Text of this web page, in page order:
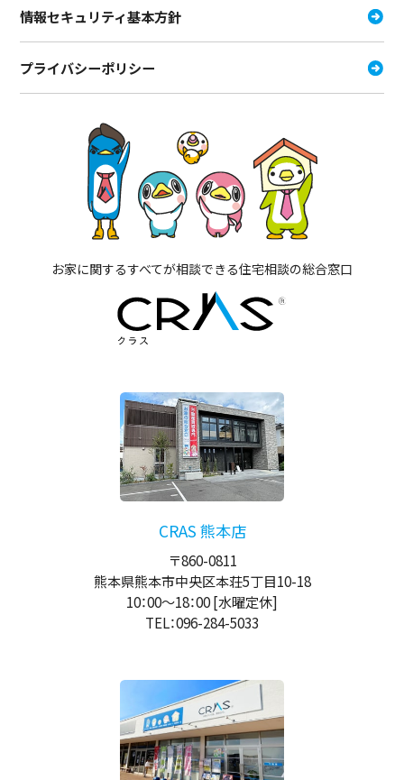
情報セキュリティ基本方針
プライバシーポリシー
お家に関するすべてが相談できる住宅相談の総合窓口
CRAS 熊本店
〒860-0811
熊本県熊本市中央区本荘5丁目10-18
10：00～18：00[水曜定休]
TEL：096-284-5033